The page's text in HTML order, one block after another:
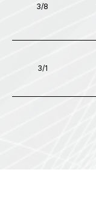
3/8
3/1